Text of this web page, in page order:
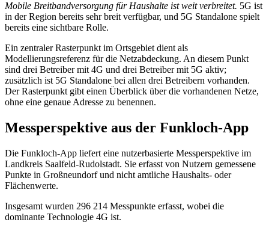
Mobile Breitbandversorgung für Haushalte ist weit verbreitet. 5G ist
in der Region bereits sehr breit verfügbar, und 5G Standalone spielt
bereits eine sichtbare Rolle.
Ein zentraler Rasterpunkt im Ortsgebiet dient als
Modellierungsreferenz für die Netzabdeckung. An diesem Punkt
sind drei Betreiber mit 4G und drei Betreiber mit 5G aktiv;
zusätzlich ist 5G Standalone bei allen drei Betreibern vorhanden.
Der Rasterpunkt gibt einen Überblick über die vorhandenen Netze,
ohne eine genaue Adresse zu benennen.
Messperspektive aus der Funkloch-App
Die Funkloch-App liefert eine nutzerbasierte Messperspektive im
Landkreis Saalfeld-Rudolstadt. Sie erfasst von Nutzern gemessene
Punkte in Großneundorf und nicht amtliche Haushalts- oder
Flächenwerte.
Insgesamt wurden 296 214 Messpunkte erfasst, wobei die
dominante Technologie 4G ist.